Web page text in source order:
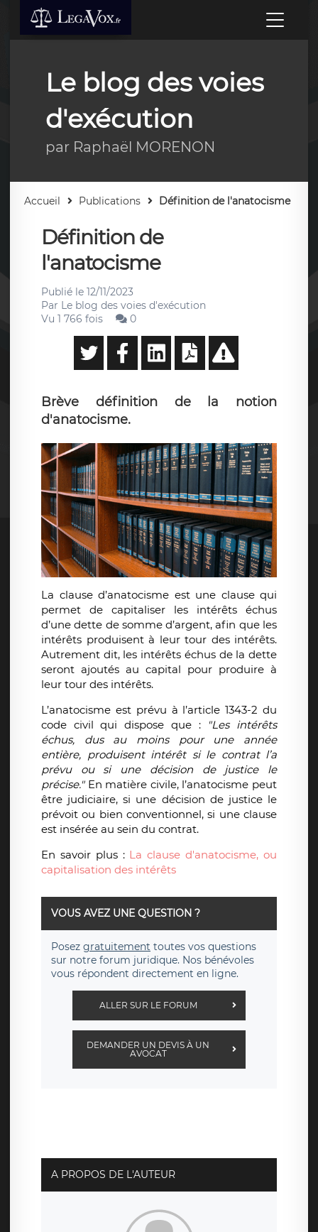
Le blog des voies
d'exécution
par Raphaël MORENON
Accueil Publications Définition de l'anatocisme
Définition de
l'anatocisme
Publié le 12/11/2023
Par Le blog des voies d'exécution
Vu 1 766 fois
0
Brève définition de la notion
d'anatocisme.
La clause d’anatocisme est une clause qui
permet de capitaliser les intérêts échus
d’une dette de somme d’argent, afin que les
intérêts produisent à leur tour des intérêts.
Autrement dit, les intérêts échus de la dette
seront ajoutés au capital pour produire à
leur tour des intérêts.
L’anatocisme est prévu à l’article 1343-2 du
code civil qui dispose que :
"Les intérêts
échus, dus au moins pour une année
entière, produisent intérêt si le contrat l’a
prévu ou si une décision de justice le
précise."En matière civile, l’anatocisme peut
être judiciaire, si une décision de justice le
prévoit ou bien conventionnel, si une clause
est insérée au sein du contrat.
En savoir plus : La clause d'anatocisme, ou
capitalisation des intérêts
VOUS AVEZ UNE QUESTION ?
Posez gratuitement toutes vos questions
sur notre forum juridique. Nos bénévoles
vous répondent directement en ligne.
ALLER SUR LE FORUM
DEMANDER UN DEVIS À UN
AVOCAT
A PROPOS DE L'AUTEUR